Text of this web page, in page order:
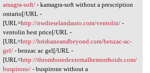
amagra-soft/- kamagra-soft without a prescription
ontario[/URL -
[URL=http://nwdieselandauto.com/ventolin/-
ventolin best price[/URL -
[URL=http://brisbaneandbeyond.com/benzac-ac-
gel/- benzac ac gel[/URL -
[URL=http://thrombosedexternalhemorrhoids.com/
buspirone/- buspirone without a